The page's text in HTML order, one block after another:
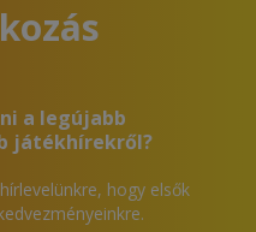
a legújabb
játékhírekről?
hogy elsők